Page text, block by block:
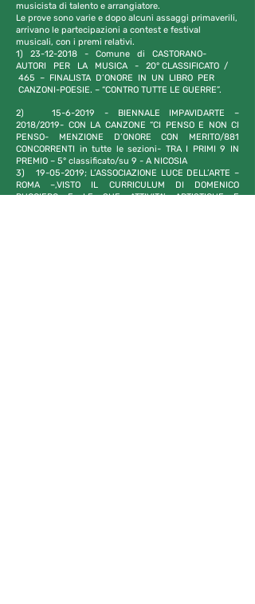
musicista di talento e arrangiatore.
Le prove sono varie e dopo alcuni assaggi primaverili,
arrivano le partecipazioni a contest e festival
musicali, con i premi relativi.
1) 23-12-2018 - Comune di CASTORANO-
AUTORI PER LA MUSICA - 20° CLASSIFICATO /
465 – FINALISTA D’ONORE IN UN LIBRO PER
CANZONI-POESIE. – “CONTRO TUTTE LE GUERRE”.
2)15-6-2019 - BIENNALE IMPAVIDARTE –
2018/2019- CON LA CANZONE “CI PENSO E NON CI
PENSO- MENZIONE D’ONORE CON MERITO/881
CONCORRENTI in tutte le sezioni- TRA I PRIMI 9 IN
PREMIO – 5° classificato/su 9 - A NICOSIA
3) 19-05-2019; L’ASSOCIAZIONE LUCE DELL’ARTE –
ROMA –,VISTO IL CURRICULUM DI DOMENICO
RUGGIERO E LE SUE ATTIVITA’ ARTISTICHE E